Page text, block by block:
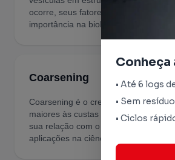
Conheça
• Até 6 logs
• Sem
• Ciclos
ocorre, seus fatores, aplicações
importância na biologia, química e
Coarsening
Coarsening é o crescimento gradual
maiores às custas das menores.
sua relação com o amadurecimento
aplicações na ciência.